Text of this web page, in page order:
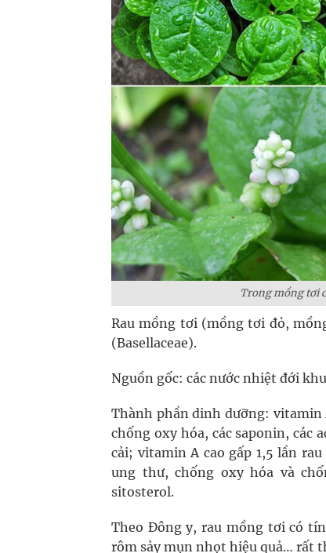
Trong mồng tơi
Rau mồng tơi (mồng tơi đỏ,
(Basellaceae).
Nguồn gốc: các nước nhiệt đới
Thành phần dinh dưỡng: vitamin
chống oxy hóa, các saponin, các
cải; vitamin A cao gấp 1,5 lần
ung thư, chống oxy hóa và
sitosterol.
Theo Đông y, rau mồng tơi có
rôm sảy mụn nhọt hiệu quả… rất